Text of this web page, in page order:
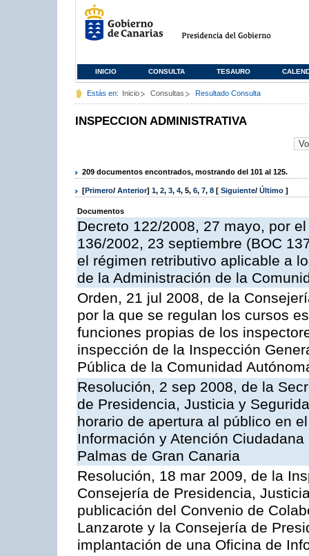
INICIO CONSULTA TESAURO
Estás en: Inicio Consultas Resultado Consulta
INSPECCION ADMINISTRATIVA
209 documentos encontrados, mostrando del 101 al 125.
[Primero/ Anterior] 1, 2, 3, 4, 5, 6, 7, 8 [ Siguiente/ Último ]
Documentos
Decreto 122/2008, 27 mayo, por
136/2002, 23 septiembre (BOC
el régimen retributivo aplicable a
de la Administración de la
Orden, 21 jul 2008, de la
por la que se regulan los cursos
funciones propias de los
inspección de la Inspección
Pública de la Comunidad
Resolución, 2 sep 2008, de la
de Presidencia, Justicia y
horario de apertura al público en
Información y Atención
Palmas de Gran Canaria
Resolución, 18 mar 2009, de la
Consejería de Presidencia,
publicación del Convenio de
Lanzarote y la Consejería de
implantación de una Oficina de